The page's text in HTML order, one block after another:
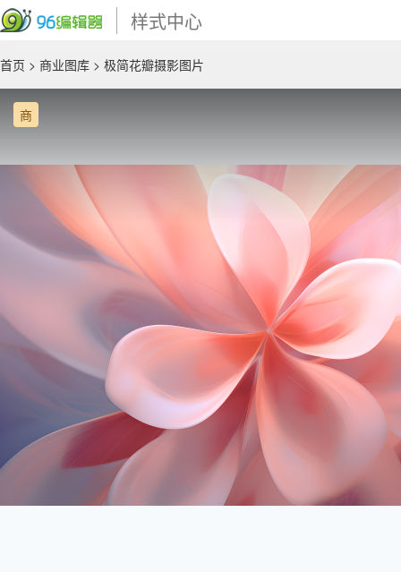
样式中心
首页 > 商业图库 > 极简花瓣摄影图片
商